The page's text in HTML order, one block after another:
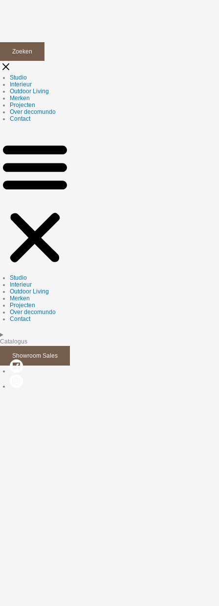
Zoeken
Studio
Interieur
Outdoor Living
Merken
Projecten
Over decomundo
Contact
Studio
Interieur
Outdoor Living
Merken
Projecten
Over decomundo
Contact
Catalogus
Showroom Sales